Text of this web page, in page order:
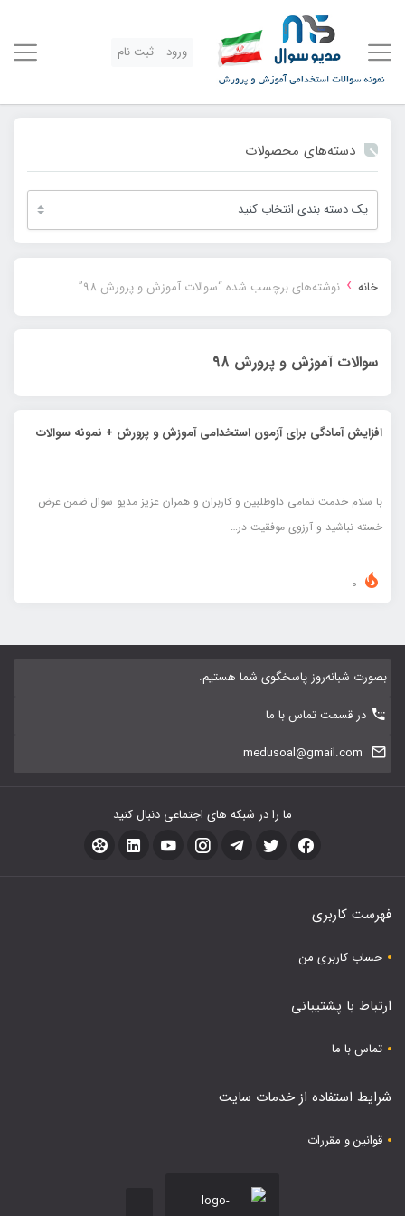
ورود ثبت نام
دسته‌های محصولات
خانه › نوشته‌های برچسب شده “سوالات آموزش و پرورش 98”
سوالات آموزش و پرورش 98
افزایش آمادگی برای آزمون استخدامی آموزش و پرورش + نمونه سوالات
با سلام خدمت تمامی داوطلبین و کاربران و همران عزیز مدیو سوال ضمن عرض
خسته نباشید و آرزوی موفقیت در…
بصورت شبانه‌روز پاسخگوی شما هستیم.
در قسمت تماس با ما
medusoal@gmail.com
ما را در شبکه های اجتماعی دنبال کنید
فهرست کاربری
حساب کاربری من
ارتباط با پشتیبانی
تماس با ما
شرایط استفاده از خدمات سایت
قوانین و مقررات